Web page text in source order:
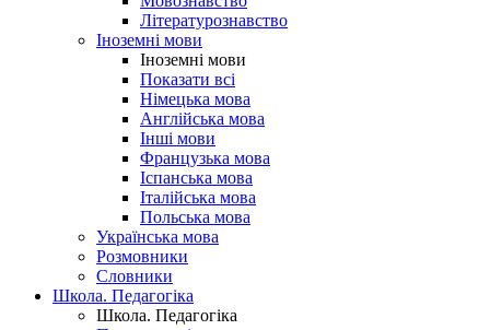
Літературознавство
Іноземні мови
Іноземні мови
Показати всі
Німецька мова
Англійська мова
Інші мови
Французька мова
Іспанська мова
Італійська мова
Польська мова
Українська мова
Розмовники
Словники
Школа. Педагогіка
Школа. Педагогіка